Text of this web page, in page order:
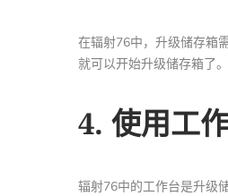
在辐射76中，升级储存箱
就可以开始升级储存箱了。
4. 使用工
辐射76中的工作台是升级